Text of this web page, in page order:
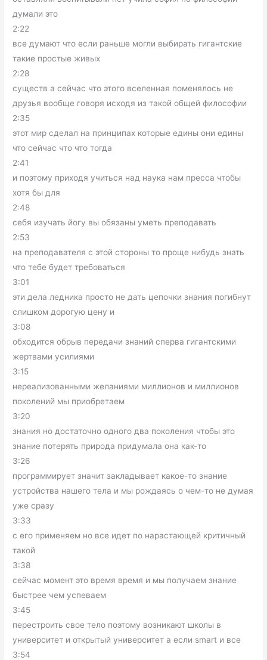
думали это
2:22
все думают что если раньше могли выбирать гигантские
такие простые живых
2:28
существ а сейчас что этого вселенная поменялось не
друзья вообще говоря исходя из такой общей философии
2:35
этот мир сделал на принципах которые едины они едины
что сейчас что что тогда
2:41
и поэтому приходя учиться над наука нам пресса чтобы
хотя бы для
2:48
себя изучать йогу вы обязаны уметь преподавать
2:53
на преподавателя с этой стороны то проще нибудь знать
что тебе будет требоваться
3:01
эти дела ледника просто не дать цепочки знания погибнут
слишком дорогую цену и
3:08
обходится обрыв передачи знаний сперва гигантскими
жертвами усилиями
3:15
нереализованными желаниями миллионов и миллионов
поколений мы приобретаем
3:20
знания но достаточно одного два поколения чтобы это
знание потерять природа придумала она как-то
3:26
программирует значит закладывает какое-то знание
устройства нашего тела и мы рождаясь о чем-то не думая
уже сразу
3:33
с его применяем но все идет по нарастающей критичный
такой
3:38
сейчас момент это время время и мы получаем знание
быстрее чем успеваем
3:45
перестроить свое тело поэтому возникают школы в
университет и открытый университет а если smart и все
3:54